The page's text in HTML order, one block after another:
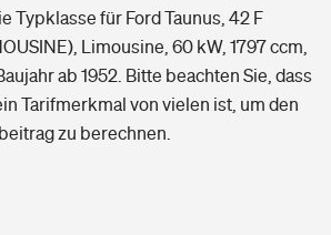
Typklasse für Ford Taunus, 42 F
Limousine, 60 kW, 1797 ccm,
ab 1952. Bitte beachten Sie, dass
Tarifmerkmal von vielen ist, um den
zu berechnen.